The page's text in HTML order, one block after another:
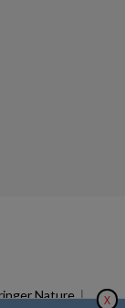
Nature| X